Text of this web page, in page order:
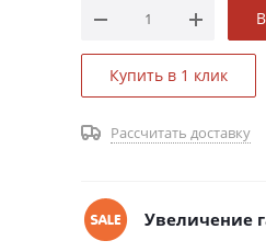
Купить в 1 клик
Рассчитать доставку
Увеличение